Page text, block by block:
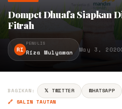
Dompet Dhuafa Siapkan
Fitrah
RI
PENULIS
Riza Mulyawan May 3, 2020
BAGIKAN: 𝕏 TWITTER WHATSAPP
🔗 SALIN TAUTAN